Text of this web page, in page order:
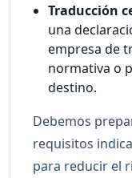
Traducción
una
empresa de
normativa o
destino.
Debemos
requisitos
para reducir el